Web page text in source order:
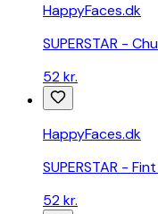
HappyFaces.dk
SUPERSTAR -
52 kr.
HappyFaces.dk
SUPERSTAR -
52 kr.